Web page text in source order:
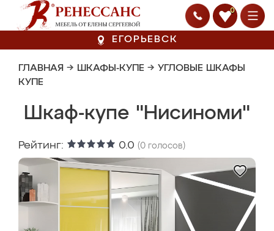
0
ЕГОРЬЕВСК
ГЛАВНАЯ → ШКАФЫ-КУПЕ → УГЛОВЫЕ ШКАФЫ
КУПЕ
Шкаф-купе "Нисиноми"
Рейтинг: 0.0 (0 голосов)